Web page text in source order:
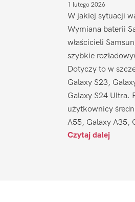
1 lutego 2026
W jakiej sytuacji
Wymiana baterii
właścicieli
szybkie
Dotyczy to w
Galaxy S23,
Galaxy S24 Ultra.
użytkownicy
A55, Galaxy A35,
Czytaj dalej